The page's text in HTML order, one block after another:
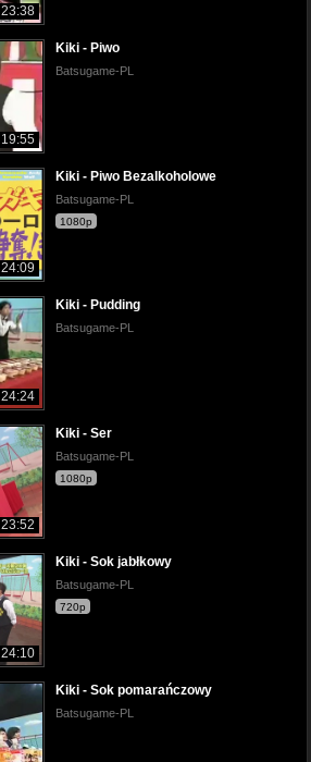
23:38
19:55
Kiki - Piwo
Batsugame-PL
24:09
Kiki - Piwo Bezalkoholowe
Batsugame-PL
1080p
24:24
Kiki - Pudding
Batsugame-PL
23:52
Kiki - Ser
Batsugame-PL
1080p
24:10
Kiki - Sok jabłkowy
Batsugame-PL
720p
Kiki - Sok pomarańczowy
Batsugame-PL